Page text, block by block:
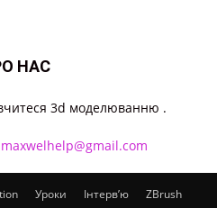
НАС
3d моделюванню .
maxwelhelp@gmail.com
Уроки Інтерв’ю
ZBrush